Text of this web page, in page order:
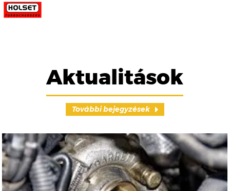
Aktualitások
További bejegyzések